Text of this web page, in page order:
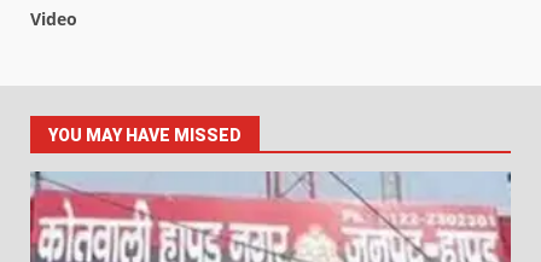
Video
YOU MAY HAVE MISSED